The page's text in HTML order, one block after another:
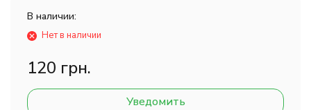
В наличии:
Нет в наличии
120 грн.
Уведомить